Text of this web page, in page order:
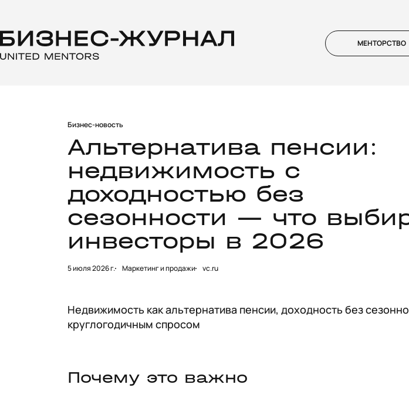
МЕНТОРСТВО
Бизнес-новость
Альтернатива пенсии:
недвижимость с
доходностью без
сезонности — что
инвесторы в 2026
5 июля 2026 г. Маркетинг и продажи vc.ru
Недвижимость как альтернатива пенсии, доходность без
круглогодичным спросом
Почему это важно